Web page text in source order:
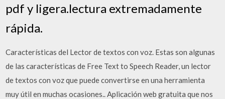
pdf y ligera.lectura extremadamente
rápida.
Características del Lector de textos con voz. Estas son algunas
de las características de Free Text to Speech Reader, un lector
de textos con voz que puede convertirse en una herramienta
muy útil en muchas ocasiones.. Aplicación web gratuita que nos